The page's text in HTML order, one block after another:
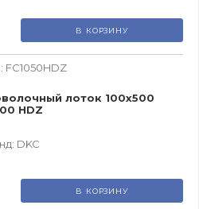
В КОРЗИНУ
FC1050HDZ
лоток 100х500
HDZ
DKC
В КОРЗИНУ